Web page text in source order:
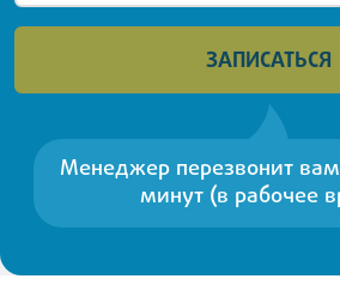
ЗАПИСАТЬСЯ
Менеджер перезвонит
минут (в рабочее